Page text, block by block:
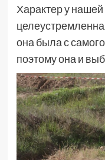
Характер у
она была с
поэтому она и